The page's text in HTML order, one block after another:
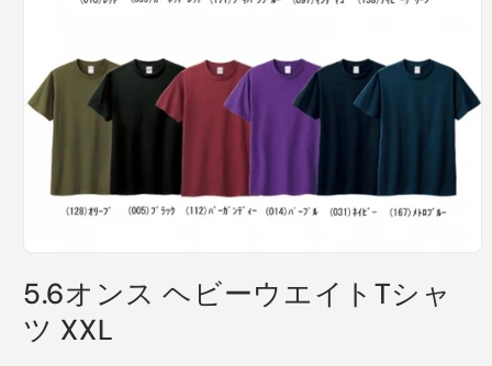
ー
ダ
ル
で
5.6オンス ヘビーウエイトTシャ
ツ XXL